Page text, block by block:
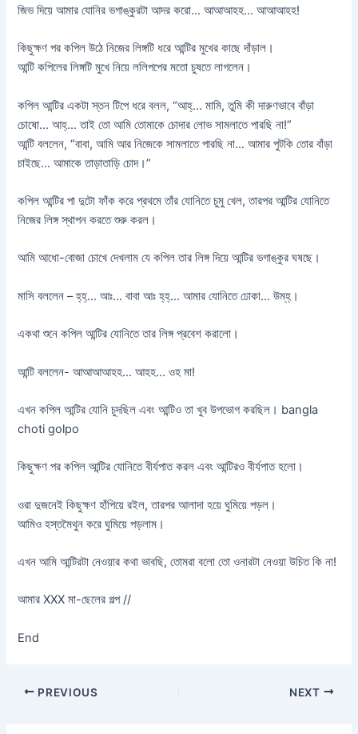
জিভ দিয়ে আমার যোনির ভগাঙ্কুরটা আদর করো… আআআহহ… আআআহহ!
কিছুক্ষণ পর কপিল উঠে নিজের লিঙ্গটি ধরে আন্টির মুখের কাছে দাঁড়াল।
আন্টি কপিলের লিঙ্গটি মুখে নিয়ে ললিপপের মতো চুষতে লাগলেন।
কপিল আন্টির একটা স্তন টিপে ধরে বলল, “আহ্‌… মামি, তুমি কী দারুণভাবে বাঁড়া
চোষো… আহ্‌… তাই তো আমি তোমাকে চোদার লোভ সামলাতে পারছি না!”
আন্টি বললেন, “বাবা, আমি আর নিজেকে সামলাতে পারছি না… আমার পুটকি তোর বাঁড়া
চাইছে… আমাকে তাড়াতাড়ি চোদ।”
কপিল আন্টির পা দুটো ফাঁক করে প্রথমে তাঁর যোনিতে চুমু খেল, তারপর আন্টির যোনিতে
নিজের লিঙ্গ স্থাপন করতে শুরু করল।
আমি আধো-বোজা চোখে দেখলাম যে কপিল তার লিঙ্গ দিয়ে আন্টির ভগাঙ্কুর ঘষছে।
মাসি বললেন – হ্‌হ্‌… আঃ… বাবা আঃ হ্‌হ্‌… আমার যোনিতে ঢোকা… উম্‌হ্‌।
একথা শুনে কপিল আন্টির যোনিতে তার লিঙ্গ প্রবেশ করালো।
আন্টি বললেন- আআআআহহ… আহহ… ওহ মা!
এখন কপিল আন্টির যোনি চুদছিল এবং আন্টিও তা খুব উপভোগ করছিল। bangla
choti golpo
কিছুক্ষণ পর কপিল আন্টির যোনিতে বীর্যপাত করল এবং আন্টিরও বীর্যপাত হলো।
ওরা দুজনেই কিছুক্ষণ হাঁপিয়ে রইল, তারপর আলাদা হয়ে ঘুমিয়ে পড়ল।
আমিও হস্তমৈথুন করে ঘুমিয়ে পড়লাম।
এখন আমি আন্টিরটা নেওয়ার কথা ভাবছি, তোমরা বলো তো ওনারটা নেওয়া উচিত কি না!
আমার XXX মা-ছেলের গল্প //
End
PREVIOUS NEXT